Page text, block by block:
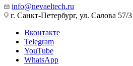
info@nevaeltech.ru
г. Санкт-Петербург, ул. Салова 57/3
Вконтакте
Telegram
YouTube
WhatsApp